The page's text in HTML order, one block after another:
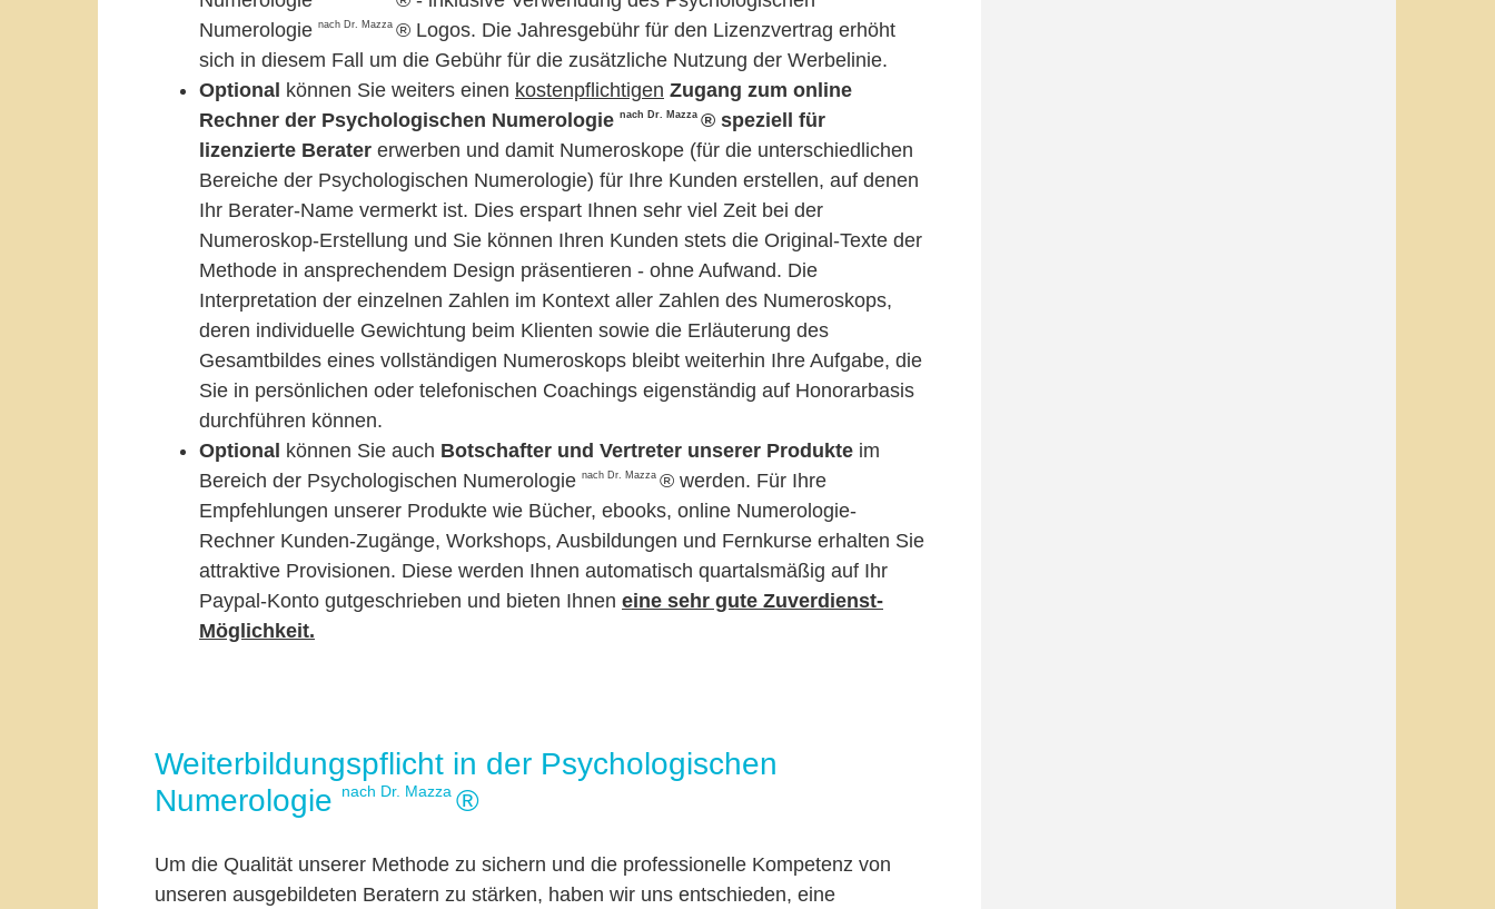
Numerologie nach Dr. Mazza ® Logos. Die Jahresgebühr für den Lizenzvertrag erhöht
sich in diesem Fall um die Gebühr für die zusätzliche Nutzung der Werbelinie.
Optional können Sie weiters einen kostenpflichtigen Zugang zum online
Rechner der Psychologischen Numerologie nach Dr. Mazza ® speziell für
lizenzierte Berater erwerben und damit Numeroskope (für die unterschiedlichen
Bereiche der Psychologischen Numerologie) für Ihre Kunden erstellen, auf denen
Ihr Berater-Name vermerkt ist. Dies erspart Ihnen sehr viel Zeit bei der
Numeroskop-Erstellung und Sie können Ihren Kunden stets die Original-Texte der
Methode in ansprechendem Design präsentieren - ohne Aufwand. Die
Interpretation der einzelnen Zahlen im Kontext aller Zahlen des Numeroskops,
deren individuelle Gewichtung beim Klienten sowie die Erläuterung des
Gesamtbildes eines vollständigen Numeroskops bleibt weiterhin Ihre Aufgabe, die
Sie in persönlichen oder telefonischen Coachings eigenständig auf Honorarbasis
durchführen können.
Optional können Sie auch Botschafter und Vertreter unserer Produkte im
Bereich der Psychologischen Numerologie nach Dr. Mazza ® werden. Für Ihre
Empfehlungen unserer Produkte wie Bücher, ebooks, online Numerologie-
Rechner Kunden-Zugänge, Workshops, Ausbildungen und Fernkurse erhalten Sie
attraktive Provisionen. Diese werden Ihnen automatisch quartalsmäßig auf Ihr
Paypal-Konto gutgeschrieben und bieten Ihnen eine sehr gute Zuverdienst-
Möglichkeit.
Weiterbildungspflicht in der Psychologischen
Numerologie
nach Dr. Mazza ®
Um die Qualität unserer Methode zu sichern und die professionelle Kompetenz von
unseren ausgebildeten Beratern zu stärken, haben wir uns entschieden, eine